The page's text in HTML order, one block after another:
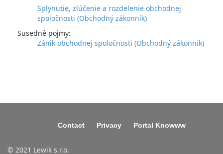
Splynutie, zlúčenie a rozdelenie obchodnej
spoločnosti (Obchodný zákonník)
Susedné pojmy:
Zánik obchodnej spoločnosti (Obchodný zákonník)
Contact Privacy Portal Knowww
© 2021 Lewik s.r.o.